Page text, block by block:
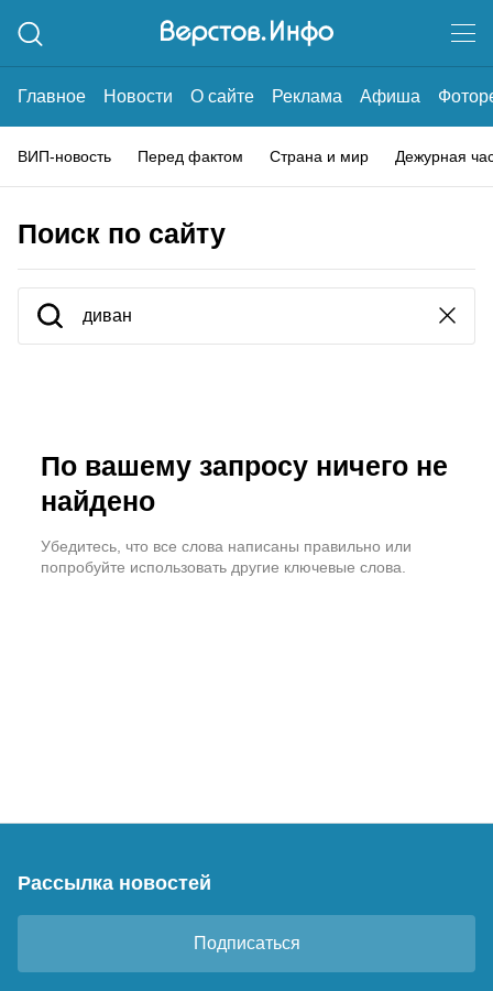
Главное Новости О сайте Реклама Афиша
ВИП-новость Перед фактом Страна и мир Дежурная
Поиск по сайту
По вашему запросу ничего не
найдено
Убедитесь, что все слова написаны правильно или
попробуйте использовать другие ключевые слова.
Рассылка новостей
Подписаться